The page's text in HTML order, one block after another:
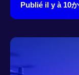
Publié il y à 10か